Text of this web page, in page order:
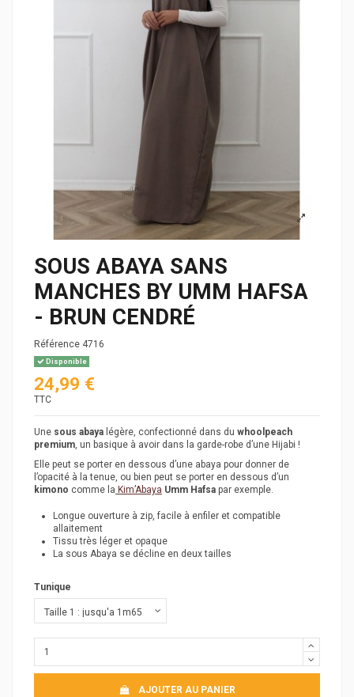
SOUS ABAYA SANS
MANCHES BY UMM HAFSA
- BRUN CENDRÉ
Référence 4716
Disponible
24,99 €
TTC
Une sous abaya légère, confectionné dans du whoolpeach
premium , un basique à avoir dans la garde-robe d’une Hijabi !
Elle peut se porter en dessous d’une abaya pour donner de
l’opacité à la tenue, ou bien peut se porter en dessous d’un
kimono comme la Kim’Abaya Umm Hafsa par exemple.
Longue ouverture à zip, facile à enfiler et compatible
allaitement
Tissu très léger et opaque
La sous Abaya se décline en deux tailles
Tunique
AJOUTER AU PANIER